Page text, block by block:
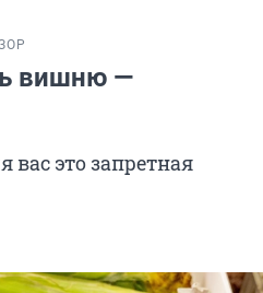
вишню —
вас это запретная